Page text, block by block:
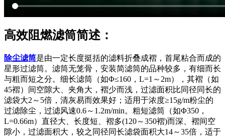
高效阻燃滤筒简述：
除尘滤筒是由一定长度挺括的滤料折叠成褶，首尾粘合而成的
星形过滤筒。滤筒无笼骨，安装简滤筒的品种较多，有细而长
与粗而短之分。细长滤筒（如Φ≤160，L=1～2m），其褶（如
45褶）间空隙大、夹角大，褶少而浅，过滤面积比同径同长的
滤袋大2～5倍，清灰易而效果好；适用于浓度≥15g/m粉尘的
过滤除尘，过滤风速0.6～1.2m/min。粗短滤筒（如Φ350，
L=0.66m）直径大、长度短、褶多(120～350褶)而深、褶间空
隙小，过滤面积大，较之同径同长滤袋面积大14～35倍，适于